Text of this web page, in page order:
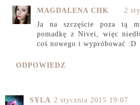
MAGDALENA CHK
2
Ja na szczęście poza tą
pomadkę z Nivei, więc
coś nowego i wypróbować :D
ODPOWIEDZ
SYLA 2 stycznia 2015 19:07